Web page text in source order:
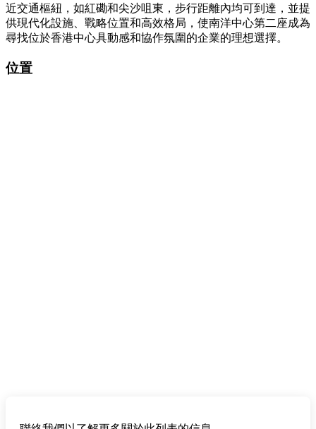
近交通樞紐，如紅磡和尖沙咀東，步行距離內均可到達，並提
供現代化設施、戰略位置和高效格局，使南洋中心第二座成為
尋找位於香港中心具動感和協作氛圍的企業的理想選擇。
位置